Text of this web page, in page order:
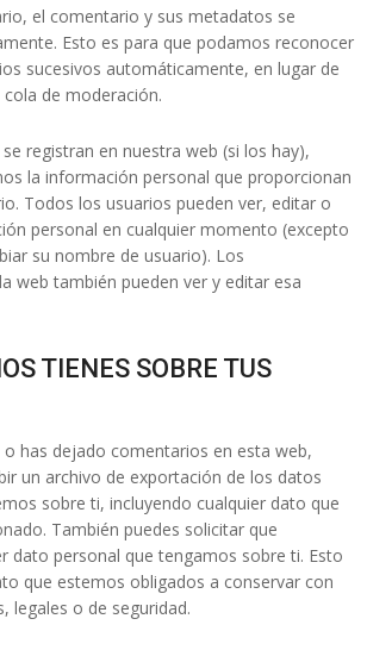
el comentario y sus metadatos se
Esto es para que podamos reconocer
sucesivos automáticamente, en lugar de
de moderación.
registran en nuestra web (si los hay),
la información personal que proporcionan
Todos los usuarios pueden ver, editar o
personal en cualquier momento (excepto
su nombre de usuario). Los
web también pueden ver y editar esa
TIENES SOBRE TUS
o has dejado comentarios en esta web,
un archivo de exportación de los datos
sobre ti, incluyendo cualquier dato que
También puedes solicitar que
dato personal que tengamos sobre ti. Esto
que estemos obligados a conservar con
legales o de seguridad.